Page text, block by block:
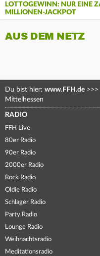
LOTTOGEWINN: NUR EINE
MILLIONEN-JACKPOT
AUS DEM NETZ
Du bist hier: www.FFH.de >>>
Mittelhessen
RADIO
FFH Live
80er Radio
90er Radio
2000er Radio
Rock Radio
Oldie Radio
Schlager Radio
Party Radio
Lounge Radio
Weihnachtsradio
Meditationsradio